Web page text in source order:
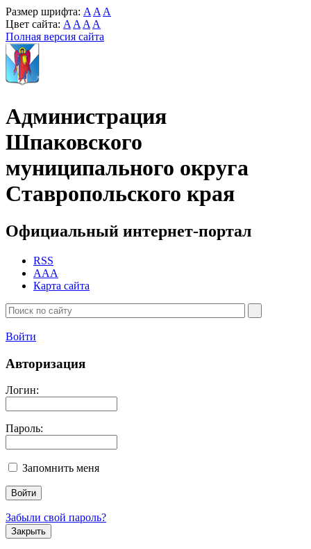
Размер шрифта: A A A
Цвет сайта: A A A A
Полная версия сайта
Администрация
Шпаковского
муниципального округа
Ставропольского края
Официальный интернет-портал
RSS
AAA
Карта сайта
Войти
Авторизация
Логин:
Пароль:
Запомнить меня
Забыли свой пароль?
Закрыть